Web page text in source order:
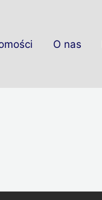
O nas